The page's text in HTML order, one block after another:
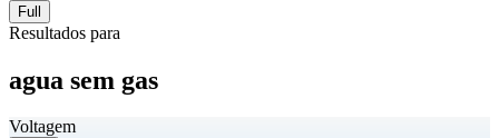
Full
Resultados para
agua sem gas
Voltagem